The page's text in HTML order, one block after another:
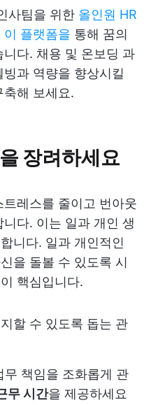
사팀을 위한 올인원 HR
이 플랫폼을 통해 꿈의
다. 채용 및 온보딩 과
과 역량을 향상시킬
해 보세요.
장려하세요
레스를 줄이고 번아웃
다. 이는 일과 개인 생
니다. 일과 개인적인
을 돌볼 수 있도록 시
핵심입니다.
할 수 있도록 돕는 관
책임을 조화롭게 관
무 시간을 제공하세요